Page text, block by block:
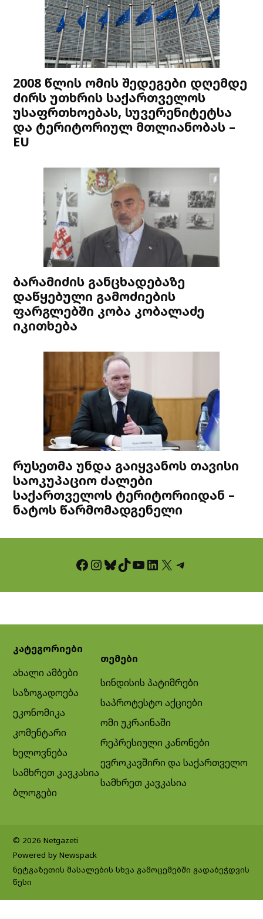
2008 წლის ომის შედეგები დღემდე
ძირს უთხრის საქართველოს
უსაფრთხოებას, სუვერენიტეტსა
და ტერიტორიულ მთლიანობას –
EU
ბარამიძის განცხადებაზე
დაწყებული გამოძიების
ფარგლებში კობა კობალაძე
იკითხება
რუსეთმა უნდა გაიყვანოს თავისი
საოკუპაციო ძალები
საქართველოს ტერიტორიიდან –
ნატოს წარმომადგენელი
Facebook InstagramBluesky TikTok YouTube LinkedIn X Telegram
კატეგორიები
ახალი ამბები
საზოგადოება
ეკონომიკა
კომენტარი
ხელოვნება
სამხრეთ კავკასია
ბლოგები
თემები
სინდისის პატიმრები
საპროტესტო აქციები
ომი უკრაინაში
რეპრესიული კანონები
ევროკავშირი და საქართველო
სამხრეთ კავკასია
© 2026 Netgazeti
Powered by Newspack
ნეტგაზეთის მასალების სხვა გამოცემებში გადაბეჭდვის
წესი